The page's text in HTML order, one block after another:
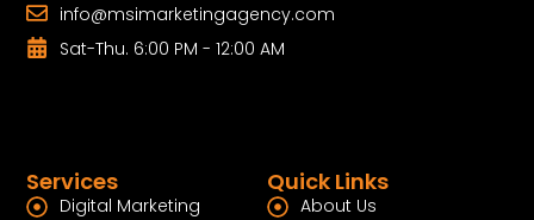
Quick Links
About Us
Services
Digital Marketing
info@msimarketingagency.com
Sat-Thu. 6:00 PM - 12:00 AM